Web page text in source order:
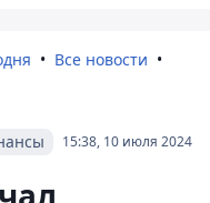
Все новости
15:38, 10 июля 2024